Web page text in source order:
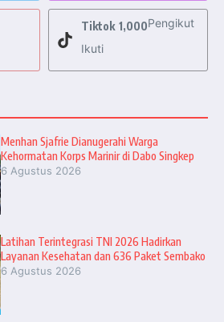
Tiktok 1,000Pengikut
Ikuti
Menhan Sjafrie Dianugerahi Warga
Kehormatan Korps Marinir di Dabo Singkep
6 Agustus 2026
Latihan Terintegrasi TNI 2026 Hadirkan
Layanan Kesehatan dan 636 Paket Sembako
6 Agustus 2026